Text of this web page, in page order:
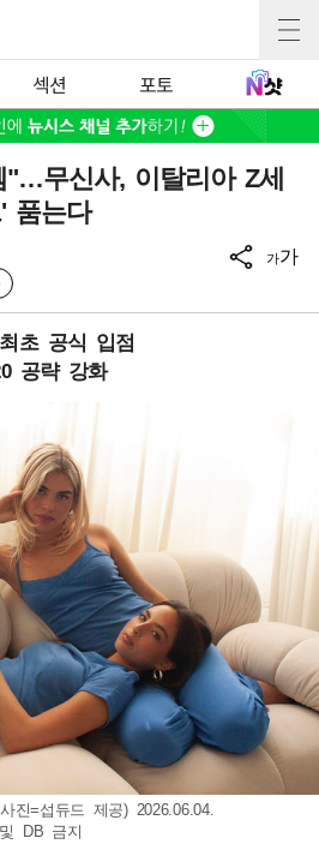
섹션 포토
무신사, 이탈리아 Z세
품는다
가가
초 공식 입점
공략 강화
진=섭듀드 제공) 2026.06.04.
DB 금지